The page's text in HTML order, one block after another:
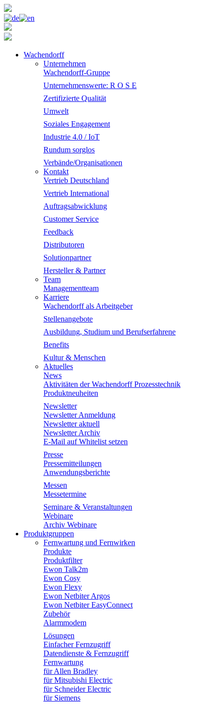
Wachendorff
Unternehmen
Wachendorff-Gruppe
Unternehmenswerte: R O S E
Zertifizierte Qualität
Umwelt
Soziales Engagement
Industrie 4.0 / IoT
Rundum sorglos
Verbände/Organisationen
Kontakt
Vertrieb Deutschland
Vertrieb International
Auftragsabwicklung
Customer Service
Feedback
Distributoren
Solutionpartner
Hersteller & Partner
Team
Managementteam
Karriere
Wachendorff als Arbeitgeber
Stellenangebote
Ausbildung, Studium und Berufserfahrene
Benefits
Kultur & Menschen
Aktuelles
News
Aktivitäten der Wachendorff Prozesstechnik
Produktneuheiten
Newsletter
Newsletter Anmeldung
Newsletter aktuell
Newsletter Archiv
E-Mail auf Whitelist setzen
Presse
Pressemitteilungen
Anwendungsberichte
Messen
Messetermine
Seminare & Veranstaltungen
Webinare
Archiv Webinare
Produktgruppen
Fernwartung und Fernwirken
Produkte
Produktfilter
Ewon Talk2m
Ewon Cosy
Ewon Flexy
Ewon Netbiter Argos
Ewon Netbiter EasyConnect
Zubehör
Alarmmodem
Lösungen
Einfacher Fernzugriff
Datendienste & Fernzugriff
Fernwartung
für Allen Bradley
für Mitsubishi Electric
für Schneider Electric
für Siemens